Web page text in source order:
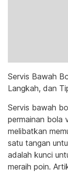
Servis Bawah
Langkah, dan
Servis bawah
permainan bola
melibatkan
satu tangan
adalah kunci
meraih poin.